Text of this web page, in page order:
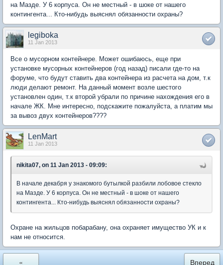
на Мазде. У 6 корпуса. Он не местный - в шоке от нашего
контингента... Кто-нибудь выяснял обязанности охраны?
legiboka
11 Jan 2013
Все о мусорном контейнере. Может ошибаюсь, еще при
установке мусорных контейнеров (год назад) писали где-то на
форуме, что будут ставить два контейнера из расчета на дом, т.к
люди делают ремонт. На данный момент возле шестого
установлен один, т.к второй убрали по причине нахождения его в
начале ЖК. Мне интересно, подскажите пожалуйста, а платим мы
за вывоз двух контейнеров????
LenMart
11 Jan 2013
nikita07, on 11 Jan 2013 - 09:09:
В начале декабря у знакомого бутылкой разбили лобовое стекло
на Мазде. У 6 корпуса. Он не местный - в шоке от нашего
контингента... Кто-нибудь выяснял обязанности охраны?
Охране на жильцов побарабану, она охраняет имущество УК и к
нам не относится.
« Вперед